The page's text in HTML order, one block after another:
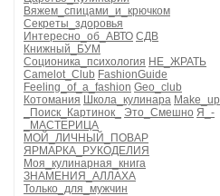
Вяжем_спицами_и_крючком
Секреты_здоровья
Интересно_об_АВТО СДВ
Книжный_БУМ
Соционика_психология НЕ_ЖРАТЬ
Camelot_Club FashionGuide
Feeling_of_a_fashion Geo_club
Котомания Школа_кулинара Make_up
_Поиск_Картинок_
Это_Смешно Я_-
_МАСТЕРИЦА
МОЙ_ЛИЧНЫЙ_ПОВАР
ЯРМАРКА_РУКОДЕЛИЯ
Моя_кулинарная_книга
ЗНАМЕНИЯ_АЛЛАХА
Только_для_мужчин